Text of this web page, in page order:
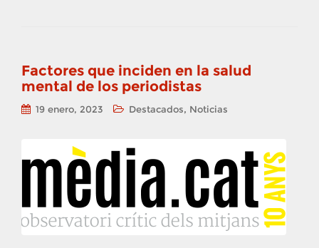
Factores que inciden en la salud
mental de los periodistas
19 enero, 2023 Destacados, Noticias